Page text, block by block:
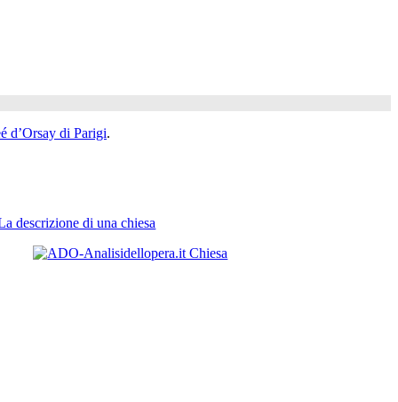
d’Orsay di Parigi.
descrizione di una chiesa